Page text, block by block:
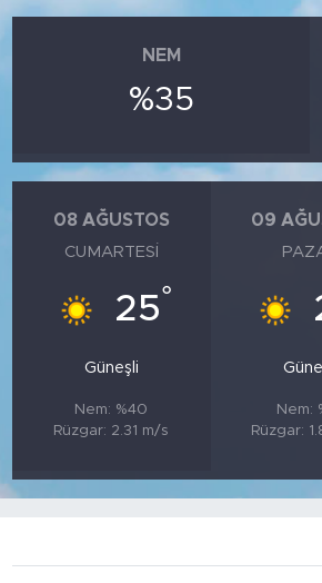
NEM
%35
08 AĞUSTOS
CUMARTESI
25°
Güneşli
Nem: %40
Rüzgar: 2.31 m/s
09
Nem:
Rüzgar: